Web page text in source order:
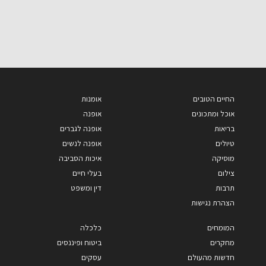
החיים הטובים
אוכל ומתכונים
בריאות
טיולים
מוסיקה
צילום
תרבות
הצהרת נגישות
אומנות
אופנה
אופנה לגברים
אופנה לנשים
איכות הסביבה
בעלי חיים
דין ומשפט
המומחים
מחקרים
חדשות מהעולם
כלכלה
ביטוח ופיננסים
עסקים